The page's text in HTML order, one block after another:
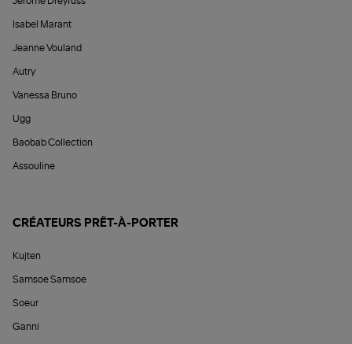
Isabel Marant
Jeanne Vouland
Autry
Vanessa Bruno
Ugg
Baobab Collection
Assouline
CRÉATEURS PRÊT-À-PORTER
Kujten
Samsoe Samsoe
Soeur
Ganni